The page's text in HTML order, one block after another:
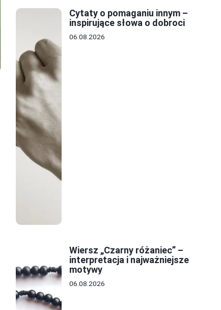
Cytaty o pomaganiu innym –
inspirujące słowa o dobroci
06.08.2026
Wiersz „Czarny różaniec” –
interpretacja i najważniejsze
motywy
06.08.2026